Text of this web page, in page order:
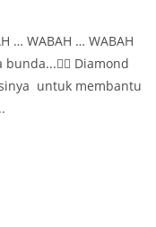
… WABAH … WABAH
Diamond
untuk membantu